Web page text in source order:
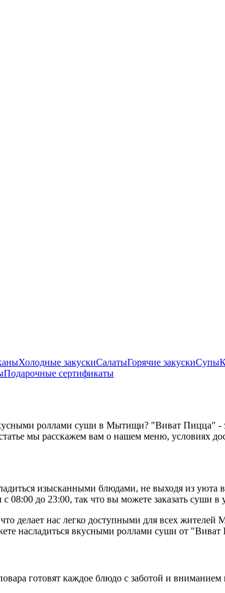
Холодные закускиСалатыГорячие закускиСупы
Подарочные сертификаты
роллами суши в Мытищи? "Виват Пицца"
мы расскажем вам о нашем меню, условиях
изысканными блюдами, не выходя из уюта
08:00 до 23:00, так что вы можете заказать суши в
делает нас легко доступными для всех
насладиться вкусными роллами суши от
готовят каждое блюдо с заботой и